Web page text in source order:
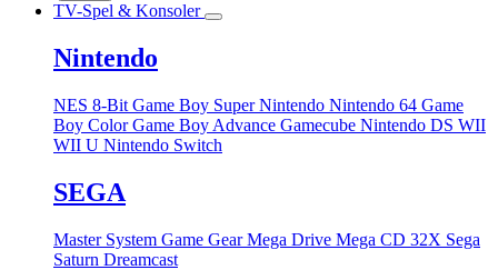
TV-Spel & Konsoler
Nintendo
NES 8-Bit Game Boy Super Nintendo Nintendo 64 Game
Boy ColorGame Boy Advance Gamecube Nintendo DS WII
WII U Nintendo Switch
SEGA
Master System Game GearMega Drive Mega CD 32X Sega
Saturn Dreamcast